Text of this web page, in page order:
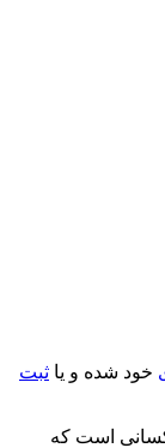
خود شده و یا ثبت
کسانی است که